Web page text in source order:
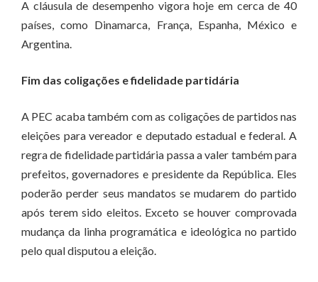
A cláusula de desempenho vigora hoje em cerca de 40
países, como Dinamarca, França, Espanha, México e
Argentina.
Fim das coligações e fidelidade partidária
A PEC acaba também com as coligações de partidos nas
eleições para vereador e deputado estadual e federal. A
regra de fidelidade partidária passa a valer também para
prefeitos, governadores e presidente da República. Eles
poderão perder seus mandatos se mudarem do partido
após terem sido eleitos. Exceto se houver comprovada
mudança da linha programática e ideológica no partido
pelo qual disputou a eleição.